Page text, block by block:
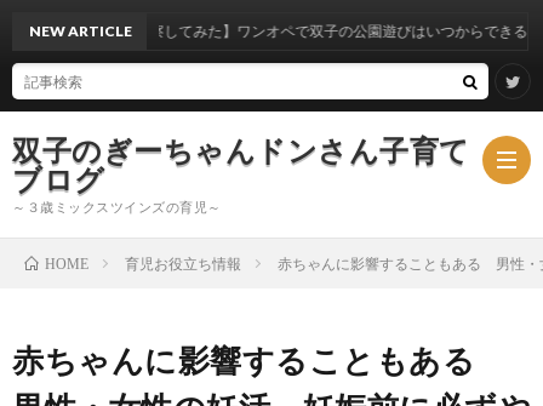
双子のぎーちゃんドンさん子育て
ブログ
～３歳ミックスツインズの育児～
NEW ARTICLE
体験から考察してみた】ワンオペで双子の公園遊びはいつからできるのか？
HOME 育児お役立ち情報 赤ちゃんに影響することもある 男性
赤ちゃんに影響することもある